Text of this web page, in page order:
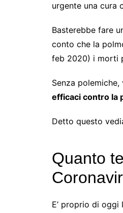
urgente una cura
Basterebbe fare
conto che la
feb 2020) i morti
Senza
efficaci contro la
Detto questo
Quanto
E’ proprio di oggi